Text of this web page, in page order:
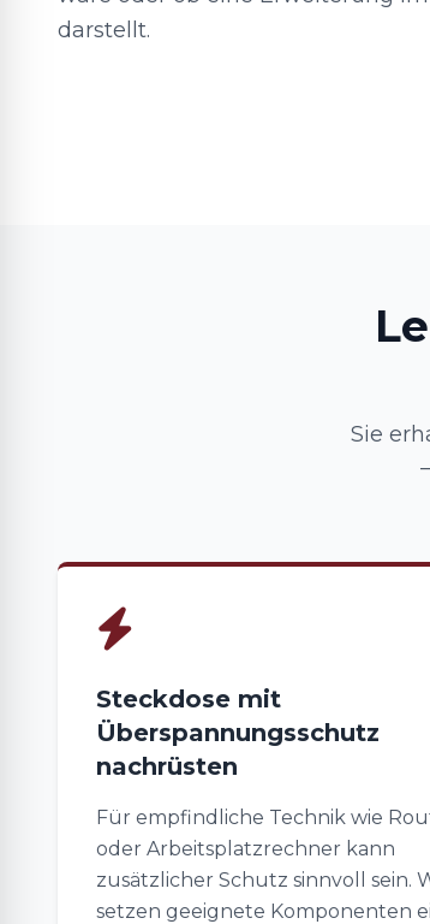
darstellt.
Sie
Steckdose mit
Überspannungsschutz
nachrüsten
Für empfindliche Technik wie
oder Arbeitsplatzrechner kann
zusätzlicher Schutz sinnvoll sein.
setzen geeignete Komponenten